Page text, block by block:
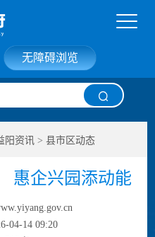
走进益阳
政务服务
无障碍浏览
阳资讯 >县市区动态
惠企兴园添动能
04-14 09:20